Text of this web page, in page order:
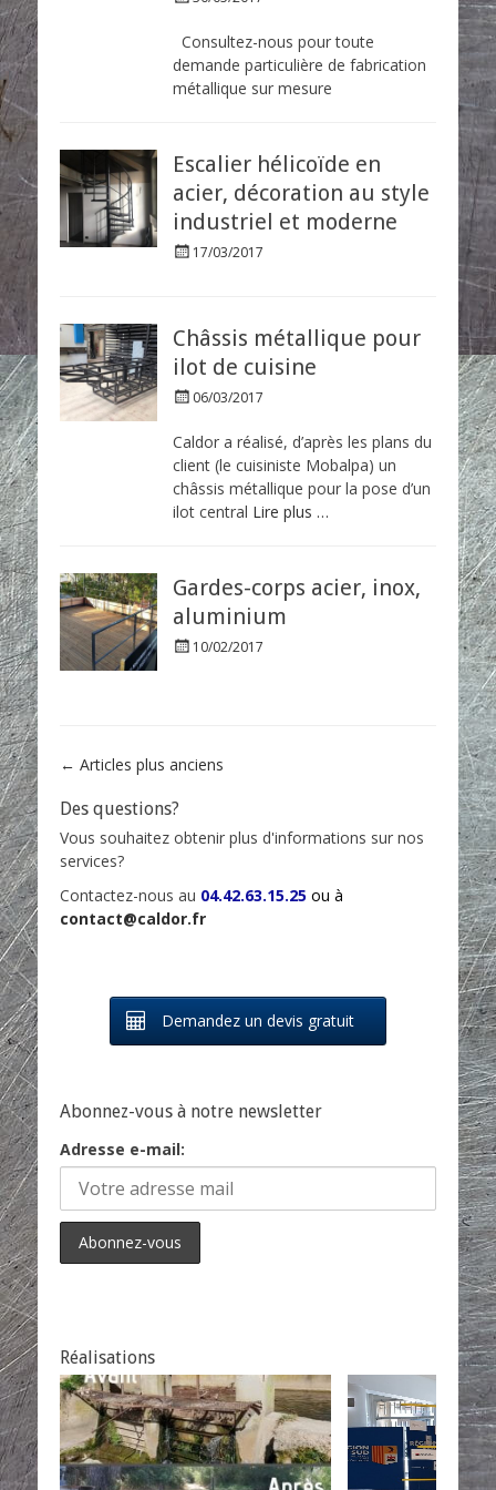
e
d
Consultez-nous pour toute
demande particulière de fabrication
métallique sur mesure
Escalier hélicoïde en
acier, décoration au style
industriel et moderne
P
e
d
o
n
17/03/2017
Châssis métallique pour
ilot de cuisine
P
s
e
d
o
06/03/2017
Caldor a réalisé, d’après les plans du
client (le cuisiniste Mobalpa) un
châssis métallique pour la pose d’un
ilot central Lire plus …
Gardes-corps acier, inox,
aluminium
P
o
10/02/2017
Navigation
articles
← Articles plus anciens
Des questions?
Vous souhaitez obtenir plus d'informations sur nos
services?
Contactez-nous au 04.42.63.15.25 ou à
contact@caldor.fr
Demandez un devis gratuit
Abonnez-vous à notre newsletter
Adresse e-mail:
Réalisations